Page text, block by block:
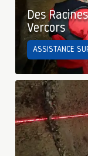
Des
Vercors
ASSISTANCE